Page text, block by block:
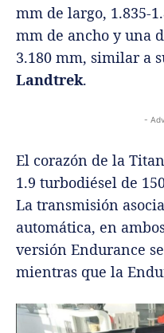
mm de largo, 1.835-
mm de ancho y una
3.180 mm, similar a
Landtrek.
-
El corazón de la
1.9 turbodiésel de
La transmisión
automática, en
versión Endurance
mientras que la